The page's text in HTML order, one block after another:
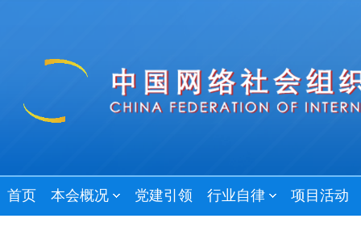
首页 本会概况 党建引领 行业自律 项目活动